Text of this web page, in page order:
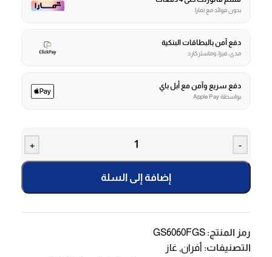
بدون فوائد مع تمارا
دفع آمن بالبطاقات البنكية
مدى، فيزا، وماستركارد
دفع سريع وآمن مع أبل باي
بواسطة Apple Pay
-
+
إضافة إلى السلة
رمز المنتج: GS6060FGS
التصنيفات: أفران, غاز